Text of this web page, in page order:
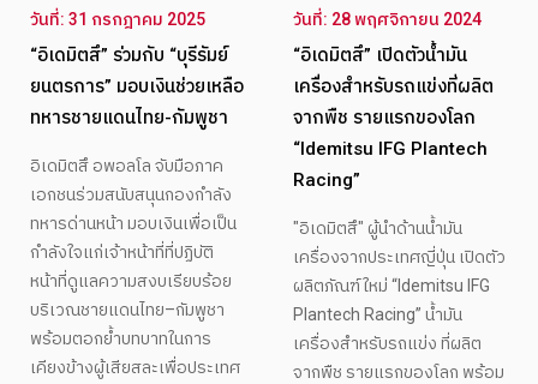
วันที่: 31 กรกฎาคม 2025
“อิเดมิตสึ” ร่วมกับ “บุรีรัมย์
ยนตรการ” มอบเงินช่วยเหลือ
ทหารชายแดนไทย-กัมพูชา
อิเดมิตสึ อพอลโล จับมือภาค
เอกชนร่วมสนับสนุนกองกำลัง
ทหารด่านหน้า มอบเงินเพื่อเป็น
กำลังใจแก่เจ้าหน้าที่ที่ปฏิบัติ
หน้าที่ดูแลความสงบเรียบร้อย
บริเวณชายแดนไทย–กัมพูชา
พร้อมตอกย้ำบทบาทในการ
เคียงข้างผู้เสียสละเพื่อประเทศ
วันที่: 28 พฤศจิกายน 2024
“อิเดมิตสึ” เปิดตัวน้ำมัน
เครื่องสำหรับรถแข่งที่ผลิต
จากพืช รายแรกของโลก
“Idemitsu IFG Plantech
Racing”
"อิเดมิตสึ" ผู้นำด้านน้ำมัน
เครื่องจากประเทศญี่ปุ่น เปิดตัว
ผลิตภัณฑ์ใหม่ “Idemitsu IFG
Plantech Racing” น้ำมัน
เครื่องสำหรับรถแข่ง ที่ผลิต
จากพืช รายแรกของโลก พร้อม